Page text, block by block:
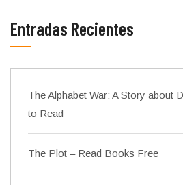
Entradas Recientes
The Alphabet War: A Story about
to Read
The Plot – Read Books Free